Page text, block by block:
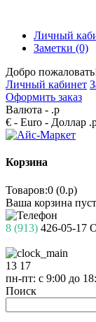
Личный
Заметки (0)
Добро
Личный кабинет
Оформить заказ
Валюта - .р
€ - Euro - Доллар
Корзина
Товаров:0 (0.р)
Ваша корзина
8 (913) 426-05-17
13 17
пн-пт: с 9:00 до
Поиск